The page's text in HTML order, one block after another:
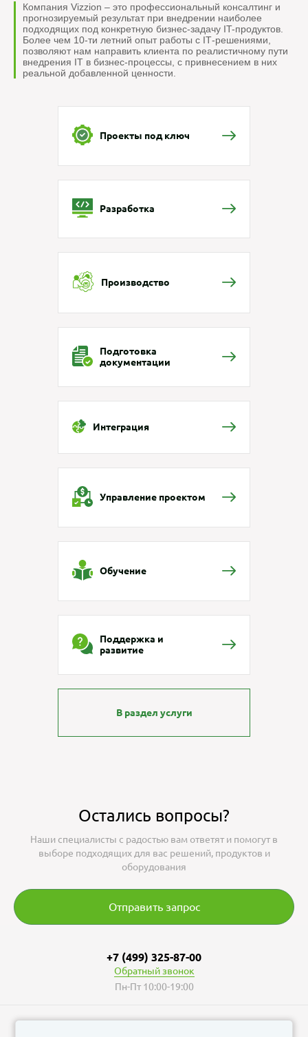
Компания Vizzion – это профессиональный консалтинг и
прогнозируемый результат при внедрении наиболее
подходящих под конкретную бизнес-задачу IT-продуктов.
Более чем 10-ти летний опыт работы с IТ-решениями,
позволяют нам направить клиента по реалистичному пути
внедрения IT в бизнес-процессы, с привнесением в них
реальной добавленной ценности.
Проекты под ключ
Разработка
Производство
Подготовка
документации
Интеграция
Управление проектом
Обучение
Поддержка и
развитие
В раздел услуги
Остались вопросы?
Наши специалисты с радостью вам ответят и помогут в
выборе подходящих для вас решений, продуктов и
оборудования
Отправить запрос
+7 (499) 325-87-00
Обратный звонок
Пн-Пт 10:00-19:00